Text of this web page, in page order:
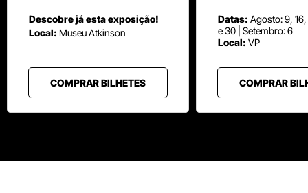
Descobre já esta exposição!
Local: MuseuAtkinson
COMPRAR BILHETES
Datas: Agosto: 9,
e 30 | Setembro: 6
Local: VP
COMPRAR